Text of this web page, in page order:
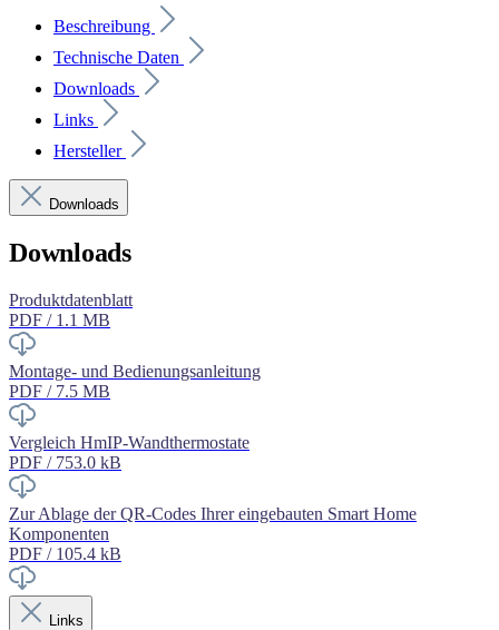
Beschreibung
Technische Daten
Downloads
Links
Hersteller
Downloads
Downloads
Produktdatenblatt
PDF / 1.1 MB
Montage- und Bedienungsanleitung
PDF / 7.5 MB
Vergleich HmIP-Wandthermostate
PDF / 753.0 kB
Zur Ablage der QR-Codes Ihrer eingebauten Smart Home
Komponenten
PDF / 105.4 kB
Links